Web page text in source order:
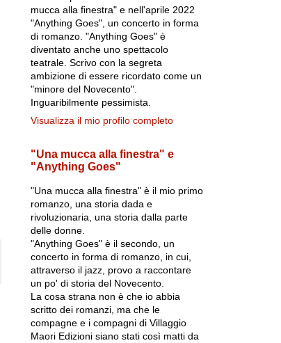
mucca alla finestra" e nell'aprile 2022
"Anything Goes", un concerto in forma
di romanzo. "Anything Goes" è
diventato anche uno spettacolo
teatrale. Scrivo con la segreta
ambizione di essere ricordato come un
"minore del Novecento".
Inguaribilmente pessimista.
Visualizza il mio profilo completo
"Una mucca alla finestra" e
"Anything Goes"
"Una mucca alla finestra" è il mio primo
romanzo, una storia dada e
rivoluzionaria, una storia dalla parte
delle donne.
"Anything Goes" è il secondo, un
concerto in forma di romanzo, in cui,
attraverso il jazz, provo a raccontare
un po' di storia del Novecento.
La cosa strana non è che io abbia
scritto dei romanzi, ma che le
compagne e i compagni di Villaggio
Maori Edizioni siano stati così matti da